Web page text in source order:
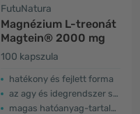
FutuNatura
Magnézium L-treonát
Magtein® 2000 mg
100 kapszula
hatékony és fejlett forma
az agy és idegrendszer számára
magas hatóanyag-tartalom